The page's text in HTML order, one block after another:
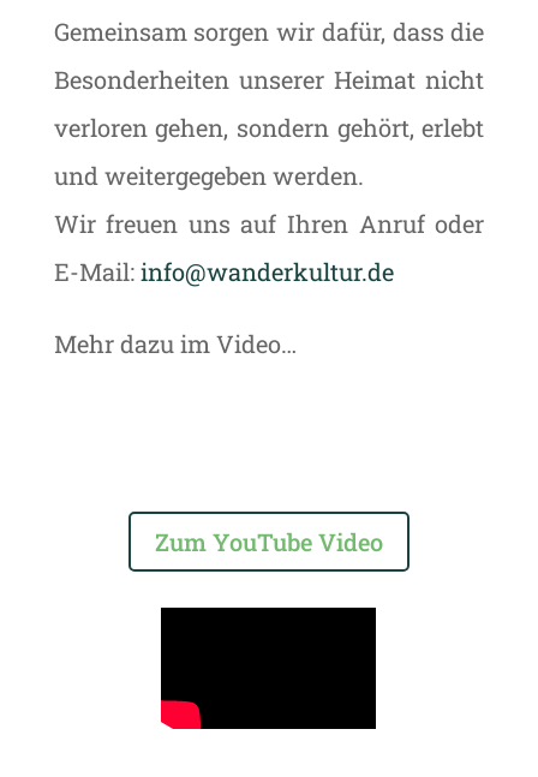
Gemeinsam sorgen wir dafür, dass die
Besonderheiten unserer Heimat nicht
verloren gehen, sondern gehört, erlebt
und weitergegeben werden.
Wir freuen uns auf Ihren Anruf oder
E-Mail:info@wanderkultur.de
Mehr dazu im Video…
Zum YouTube Video